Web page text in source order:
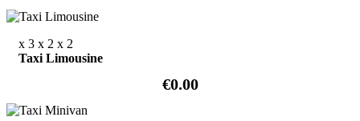
x 3 x 2 x 2
Taxi Limousine
€0.00